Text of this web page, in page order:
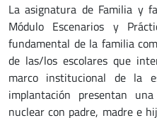
La asignatura de Familia y
Módulo Escenarios y
fundamental de la familia
de las/los escolares que
marco institucional de la
implantación presentan
nuclear con padre, madre e